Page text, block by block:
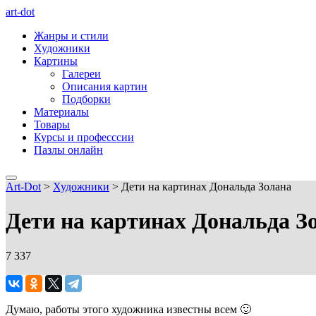
art-dot
Жанры и стили
Художники
Картины
Галереи
Описания картин
Подборки
Материалы
Товары
Курсы и професссии
Пазлы онлайн
Art-Dot > Художники > Дети на картинах Дональда Золана
Дети на картинах Дональда
7 337
Думаю, работы этого художника известны всем 🙂